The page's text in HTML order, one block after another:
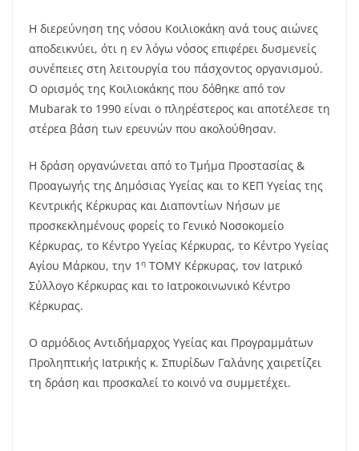
Η διερεύνηση της νόσου Κοιλιοκάκη ανά τους αιώνες
αποδεικνύει, ότι η εν λόγω νόσος επιφέρει δυσμενείς
συνέπειες στη λειτουργία του πάσχοντος οργανισμού.
Ο ορισμός της Κοιλιοκάκης που δόθηκε από τον
Μubarak τo 1990 είναι ο πληρέστερος και αποτέλεσε τη
στέρεα βάση των ερευνών που ακολούθησαν.
Η δράση οργανώνεται από το Τμήμα Προστασίας &
Προαγωγής της Δημόσιας Υγείας και το ΚΕΠ Υγείας της
Κεντρικής Κέρκυρας και Διαποντίων Nήσων με
προσκεκλημένους φορείς το Γενικό Νοσοκομείο
Κέρκυρας, το Κέντρο Υγείας Κέρκυρας, το Κέντρο Υγείας
Αγίου Μάρκου, την 1 η ΤΟΜΥ Κέρκυρας, τον Ιατρικό
Σύλλογο Κέρκυρας και το Ιατροκοινωνικό Κέντρο
Κέρκυρας.
Ο αρμόδιος Αντιδήμαρχος Υγείας και Προγραμμάτων
Προληπτικής Ιατρικής κ. Σπυρίδων Γαλάνης χαιρετίζει
τη δράση και προσκαλεί το κοινό να συμμετέχει.